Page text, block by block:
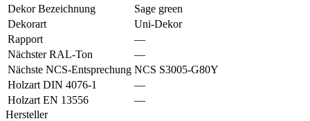
Dekor Bezeichnung
Sage green
Dekorart
Uni-Dekor
Rapport
—
Nächster RAL-Ton
—
Nächste NCS-Entsprechung NCS S3005-G80Y
Holzart DIN 4076-1
—
Holzart EN 13556
—
Hersteller